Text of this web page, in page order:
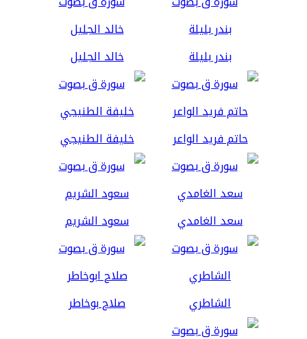
بندر بليلة خالد الجليل
حاتم فريد الواعر خليفة الطنيجي
سعد الغامدي سعود الشريم
الشاطري صلاح بوخاطر